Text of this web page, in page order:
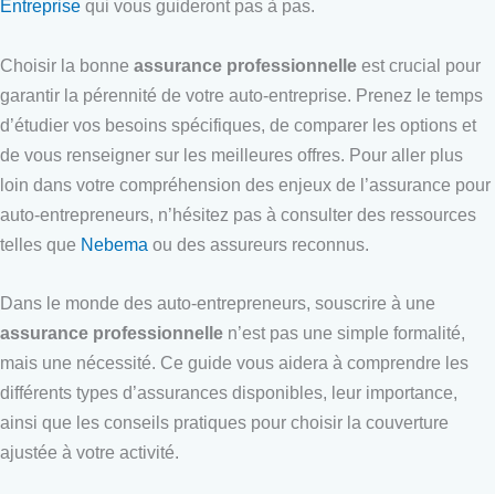
Entreprise qui vous guideront pas à pas.
Choisir la bonne assurance professionnelle est crucial pour
garantir la pérennité de votre auto-entreprise. Prenez le temps
d’étudier vos besoins spécifiques, de comparer les options et
de vous renseigner sur les meilleures offres. Pour aller plus
loin dans votre compréhension des enjeux de l’assurance pour
auto-entrepreneurs, n’hésitez pas à consulter des ressources
telles que Nebema ou des assureurs reconnus.
Dans le monde des auto-entrepreneurs, souscrire à une
assurance professionnelle n’est pas une simple formalité,
mais une nécessité. Ce guide vous aidera à comprendre les
différents types d’assurances disponibles, leur importance,
ainsi que les conseils pratiques pour choisir la couverture
ajustée à votre activité.